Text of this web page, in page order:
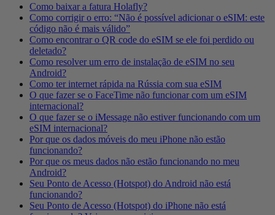
Como baixar a fatura Holafly?
Como corrigir o erro: “Não é possível adicionar o eSIM: este
código não é mais válido”
Como encontrar o QR code do eSIM se ele foi perdido ou
deletado?
Como resolver um erro de instalação de eSIM no seu
Android?
Como ter internet rápida na Rússia com sua eSIM
O que fazer se o FaceTime não funcionar com um eSIM
internacional?
O que fazer se o iMessage não estiver funcionando com um
eSIM internacional?
Por que os dados móveis do meu iPhone não estão
funcionando?
Por que os meus dados não estão funcionando no meu
Android?
Seu Ponto de Acesso (Hotspot) do Android não está
funcionando?
Seu Ponto de Acesso (Hotspot) do iPhone não está